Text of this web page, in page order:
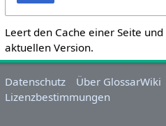
Leert den Cache einer Seite
aktuellen Version.
Datenschutz
Über GlossarWiki
Lizenzbestimmungen